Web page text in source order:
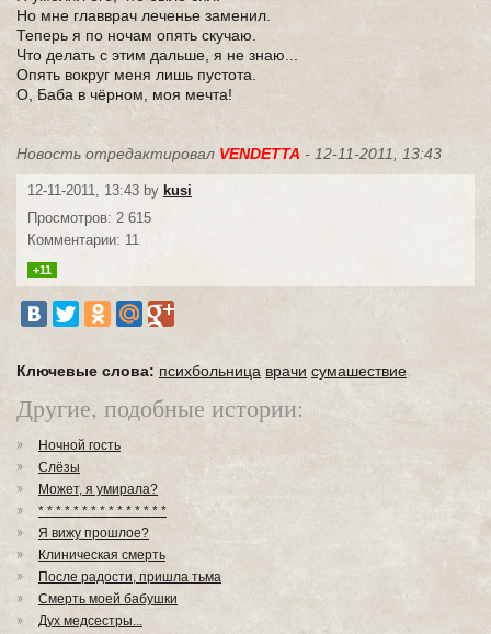
Но мне главврач леченье заменил.
Теперь я по ночам опять скучаю.
Что делать с этим дальше, я не знаю...
Опять вокруг меня лишь пустота.
О, Баба в чёрном, моя мечта!
Новость отредактировал VENDETTA - 12-11-2011, 13:43
12-11-2011, 13:43 by kusi
Просмотров: 2 615
Комментарии: 11
+11
Ключевые слова: психбольница врачи сумашествие
Другие, подобные истории:
Ночной гость
Слёзы
Может, я умирала?
* * * * * * * * * * * * * * *
Я вижу прошлое?
Клиническая смерть
После радости, пришла тьма
Смерть моей бабушки
Дух медсестры...